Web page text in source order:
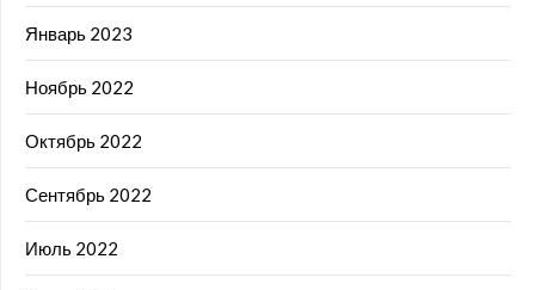
Январь 2023
Ноябрь 2022
Октябрь 2022
Сентябрь 2022
Июль 2022